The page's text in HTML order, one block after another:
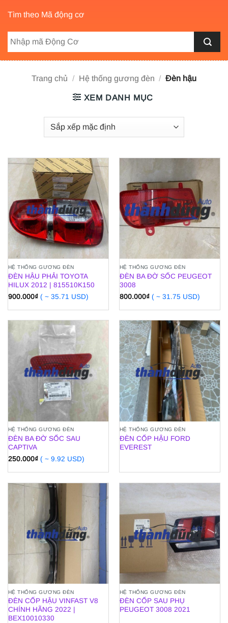
Tìm theo Mã động cơ
Trang chủ / Hệ thống gương đèn / Đèn hậu
XEM DANH MỤC
HỆ THỐNG GƯƠNG ĐÈN
ĐÈN HẬU PHẢI TOYOTA
HILUX 2012 | 815510K150
900.000₫ ( ~ 35.71 USD)
HỆ THỐNG GƯƠNG ĐÈN
ĐÈN BA ĐỜ SỐC PEUGEOT
3008
800.000₫ ( ~ 31.75 USD)
HỆ THỐNG GƯƠNG ĐÈN
ĐÈN BA ĐỜ SỐC SAU
CAPTIVA
250.000₫ ( ~ 9.92 USD)
HỆ THỐNG GƯƠNG ĐÈN
ĐÈN CỐP HẬU FORD
EVEREST
HỆ THỐNG GƯƠNG ĐÈN
ĐÈN CỐP HẬU VINFAST V8
CHÍNH HÃNG 2022 |
BEX10010330
HỆ THỐNG GƯƠNG ĐÈN
ĐÈN CỐP SAU PHỤ
PEUGEOT 3008 2021